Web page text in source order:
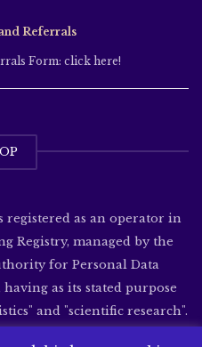
Referrals
Form: click here!
as an operator in
Registry, managed by the
for Personal Data
having as its stated purpose
and "scientific research".